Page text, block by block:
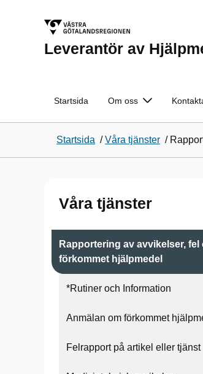
Leverantör av
Startsida Om oss
Startsida /Våra tjänster /
Våra tjänster
Rapportering av avvikelser, fel
förkommet hjälpmedel
*Rutiner och Information
Anmälan om förkommet
Felrapport på artikel eller tjänst